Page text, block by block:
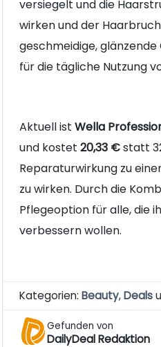
versiegelt und die
wirken und der
geschmeidige,
für die tägliche Nutzung
Aktuell istWella
und kostet20,33 €statt
Reparaturwirkung zu
zu wirken. Durch die
Pflegeoption für alle, die
verbessern wollen.
Kategorien:Beauty,Deals
Gefunden von
DailyDeal Redaktion